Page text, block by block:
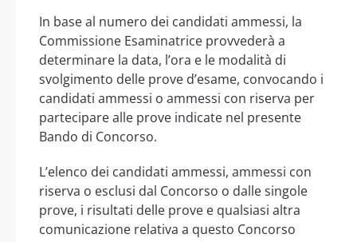
In base al numero dei candidati ammessi, la
Commissione Esaminatrice provvederà a
determinare la data, l’ora e le modalità di
svolgimento delle prove d’esame, convocando i
candidati ammessi o ammessi con riserva per
partecipare alle prove indicate nel presente
Bando di Concorso.
L’elenco dei candidati ammessi, ammessi con
riserva o esclusi dal Concorso o dalle singole
prove, i risultati delle prove e qualsiasi altra
comunicazione relativa a questo Concorso